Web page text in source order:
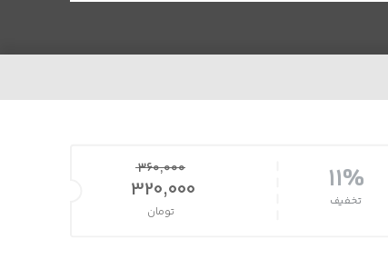
11%
تخفیف
360,000
قیمت اصلی 360,000 تومان بود.
320,000
تومان